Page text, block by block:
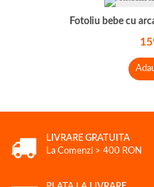
Fotoliu bebe cu
LIVRARE GRATUITA
La Comenzi > 400 RON